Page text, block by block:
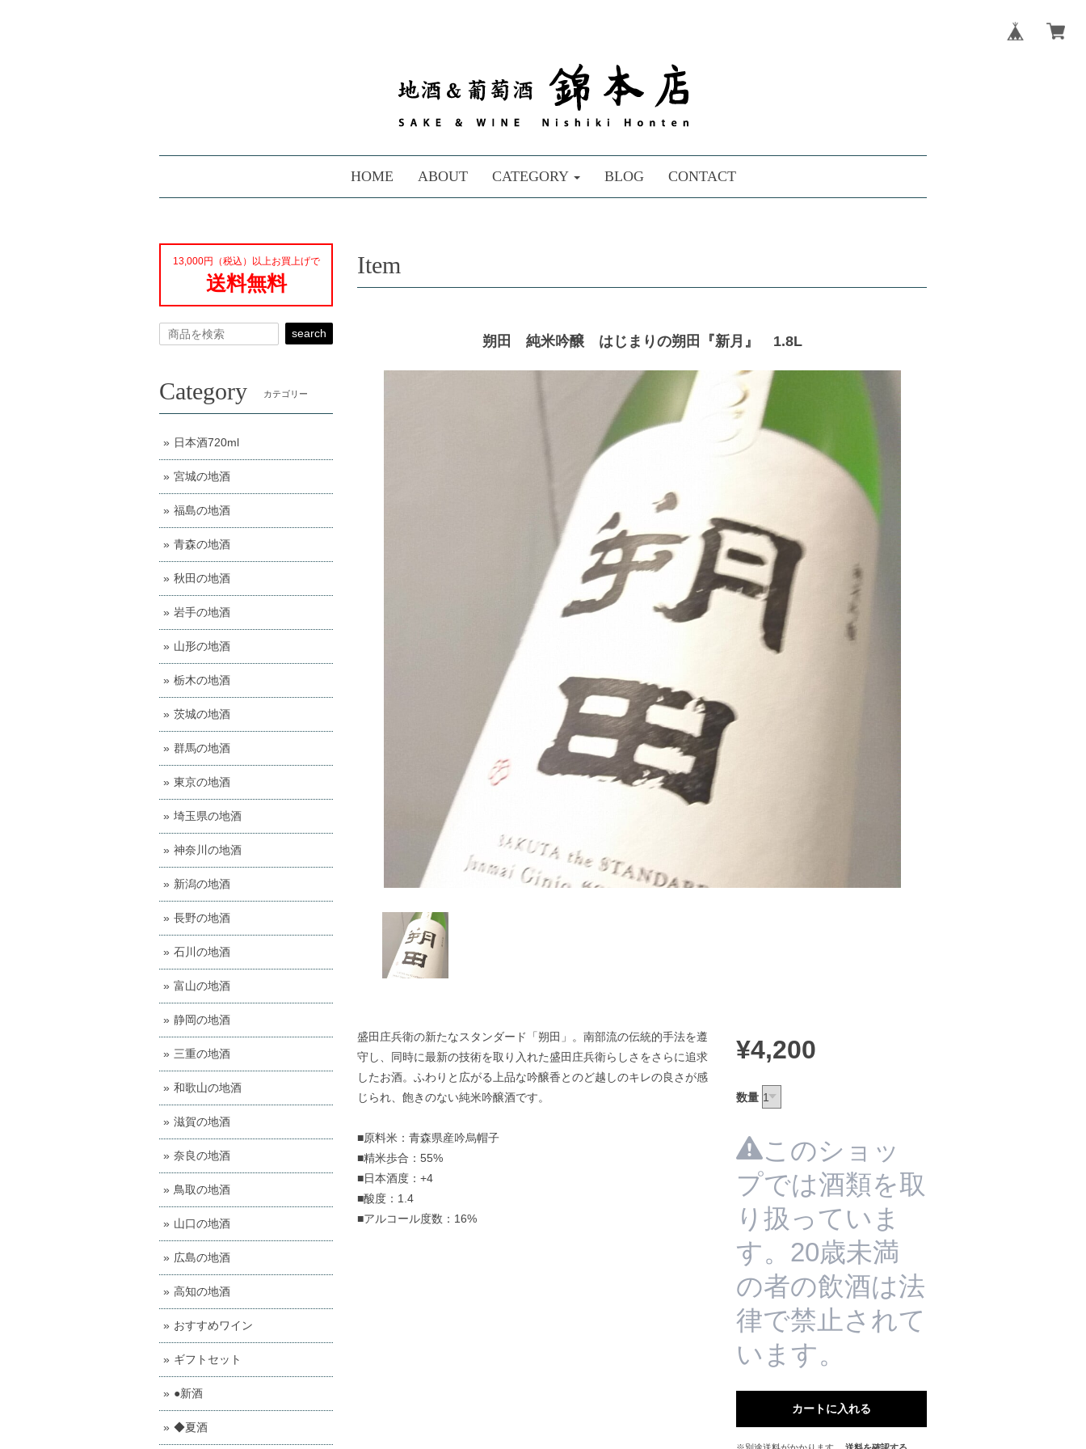
HOME ABOUT CATEGORY BLOG CONTACT
Item
朔田 純米吟醸 はじまりの朔田『新月』 1.8L
盛田庄兵衛の新たなスタンダード「朔田」。南部流の伝統的手法を遵
守し、同時に最新の技術を取り入れた盛田庄兵衛らしさをさらに追求
したお酒。ふわりと広がる上品な吟醸香とのど越しのキレの良さが感
じられ、飽きのない純米吟醸酒です。
■原料米：青森県産吟烏帽子
■精米歩合：55%
■日本酒度：+4
■酸度：1.4
■アルコール度数：16%
¥4,200
数量
このショッ
プでは酒類を取
り扱っていま
す。20歳未満
の者の飲酒は法
律で禁止されて
います。
カートに入れる
13,000円（税込）以上お買上げで
送料無料
search
Category カテゴリー
日本酒720ml
宮城の地酒
福島の地酒
青森の地酒
秋田の地酒
岩手の地酒
山形の地酒
栃木の地酒
茨城の地酒
群馬の地酒
東京の地酒
埼玉県の地酒
神奈川の地酒
新潟の地酒
長野の地酒
石川の地酒
富山の地酒
静岡の地酒
三重の地酒
和歌山の地酒
滋賀の地酒
奈良の地酒
鳥取の地酒
山口の地酒
広島の地酒
高知の地酒
おすすめワイン
ギフトセット
●新酒
◆夏酒